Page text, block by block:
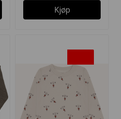
Kjøp